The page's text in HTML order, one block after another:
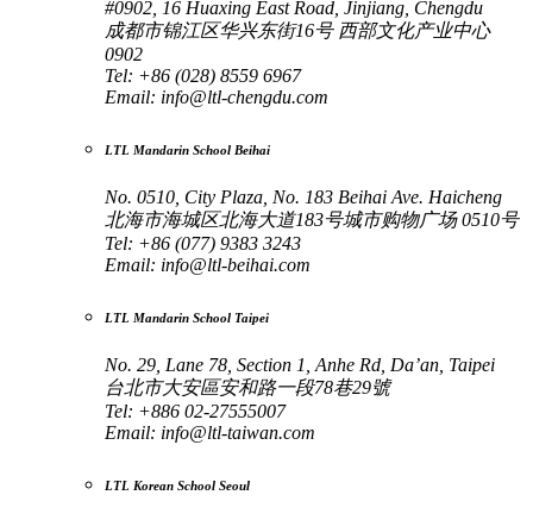
#0902, 16 Huaxing East Road, Jinjiang, Chengdu
成都市锦江区华兴东街16号 西部文化产业中心
0902
Tel: +86 (028) 8559 6967
Email: info@ltl-chengdu.com
LTL Mandarin School Beihai
No. 0510, City Plaza, No. 183 Beihai Ave. Haicheng
北海市海城区北海大道183号城市购物广场 0510号
Tel: +86 (077) 9383 3243
Email: info@ltl-beihai.com
LTL Mandarin School Taipei
No. 29, Lane 78, Section 1, Anhe Rd, Da’an, Taipei
台北市大安區安和路一段78巷29號
Tel: +886 02-27555007
Email: info@ltl-taiwan.com
LTL Korean School Seoul